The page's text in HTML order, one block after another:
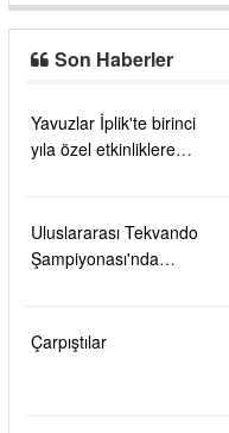
Son Haberler
Yavuzlar İplik'te birinci
yıla özel etkinliklere
Uluslararası Tekvando
Şampiyonası'nda
Çarpıştılar